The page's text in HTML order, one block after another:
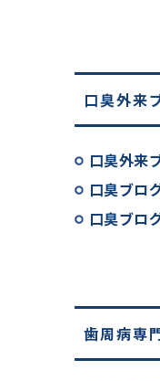
口臭外来
口臭外来
口臭ブロ
口臭ブロ
歯周病専